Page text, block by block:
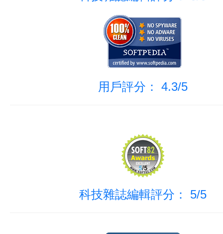
用戶評分： 4.3/5
科技雜誌編輯評分： 5/5